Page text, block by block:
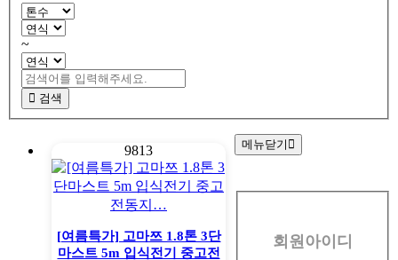
~
검색
9813
[여름특가] 고마쯔 1.8톤 3단
마스트 5m 입식전기 중고전
메뉴닫기
회
회원아이디